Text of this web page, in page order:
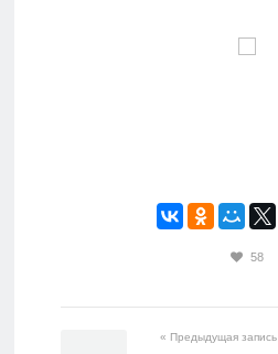
58
« Предыдущая запись